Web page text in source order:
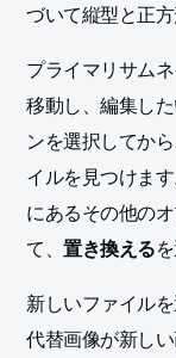
づいて縦型と正
プライマリサム
移動し、編集し
ンを選択してか
イルを見つけま
にあるその他の
て、置き換える
新しいファイル
代替画像が新し